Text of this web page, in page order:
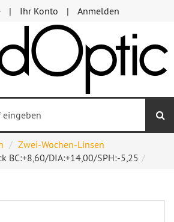
Ihr Konto Anmelden
Zwei-Wochen-Linsen
BC:+8,60/DIA:+14,00/SPH:-5,25